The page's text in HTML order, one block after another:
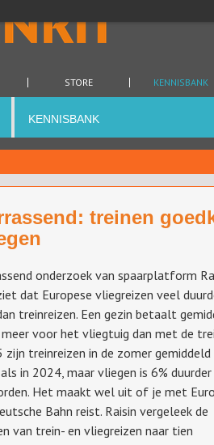
STORE KENNISBANK
KENNISBANK
treinen
onderzoek van spaarplatform
dat Europese vliegreizen veel
treinreizen. Een gezin betaalt
voor het vliegtuig dan met de
zijn treinreizen in de zomer gemiddeld
in 2024, maar vliegen is 6% duurder
Het maakt wel uit of je met
Bahn reist. Raisin vergeleek de
van trein- en vliegreizen naar tien